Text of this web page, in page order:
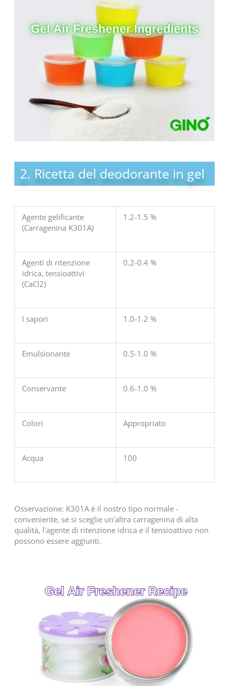
2. Ricetta del deodorante in gel
Agente gelificante
(Carragenina K301A)
1.2-1.5 %
Agenti di ritenzione
idrica, tensioattivi
(CaCl2)
0.2-0.4 %
I sapori 1.0-1.2 %
Emulsionante 0.5-1.0 %
Conservante 0.6-1.0 %
Colori Appropriato
Acqua 100
Osservazione: K301A è il nostro tipo normale -
conveniente, se si sceglie un'altra carragenina di alta
qualità, l'agente di ritenzione idrica e il tensioattivo non
possono essere aggiunti.